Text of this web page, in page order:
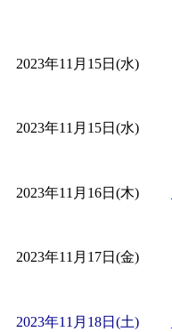
2023年11月15日(水)
2023年11月15日(水)
2023年11月16日(木)
2023年11月17日(金)
2023年11月18日(土)